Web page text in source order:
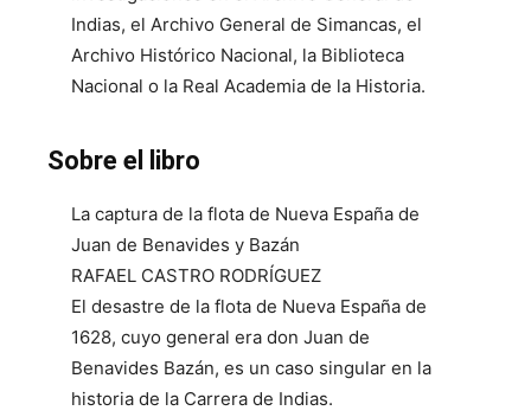
Indias, el Archivo General de Simancas, el
Archivo Histórico Nacional, la Biblioteca
Nacional o la Real Academia de la Historia.
Sobre el libro
La captura de la flota de Nueva España de
Juan de Benavides y Bazán
RAFAEL CASTRO RODRÍGUEZ
El desastre de la flota de Nueva España de
1628, cuyo general era don Juan de
Benavides Bazán, es un caso singular en la
historia de la Carrera de Indias.